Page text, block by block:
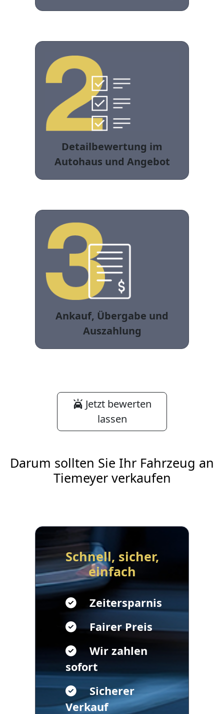
Detailbewertung im
Autohaus und Angebot
Ankauf, Übergabe und
Auszahlung
Jetzt bewerten
lassen
Darum sollten Sie Ihr Fahrzeug an
Tiemeyer verkaufen
Schnell, sicher,
einfach
Zeitersparnis
Fairer Preis
Wir zahlen
sofort
Sicherer
Verkauf